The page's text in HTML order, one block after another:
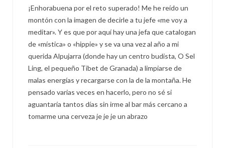
¡Enhorabuena por el reto superado! Me he reído un
montón con la imagen de decirle a tu jefe «me voy a
meditar». Y es que por aquí hay una jefa que catalogan
de «mística» o «hippie» y se va una vez al año a mi
querida Alpujarra (donde hay un centro budista, O Sel
Ling, el pequeño Tibet de Granada) a limpiarse de
malas energías y recargarse con la de la montaña. He
pensado varias veces en hacerlo, pero no sé si
aguantaría tantos días sin irme al bar más cercano a
tomarme una cerveza je je je un abrazo